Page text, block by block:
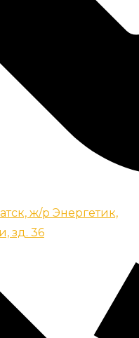
ж/р Энергетик,
зд. 36